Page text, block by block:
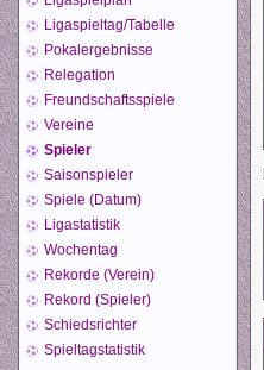
Ligaspieltag/Tabelle
Pokalergebnisse
Relegation
Freundschaftsspiele
Vereine
Spieler
Saisonspieler
Spiele (Datum)
Ligastatistik
Wochentag
Rekorde (Verein)
Rekord (Spieler)
Schiedsrichter
Spieltagstatistik